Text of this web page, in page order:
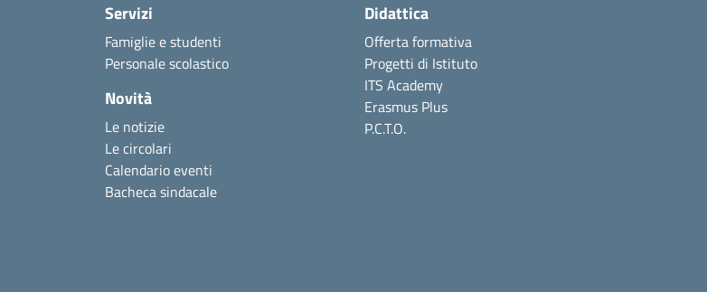
Servizi
Famiglie e studenti
Personale scolastico
Novità
Le notizie
Le circolari
Calendario eventi
Bacheca sindacale
Didattica
Offerta formativa
Progetti di Istituto
ITS Academy
Erasmus Plus
P.C.T.O.